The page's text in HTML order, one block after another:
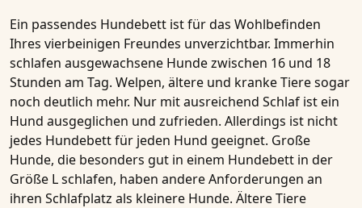
Ein passendes Hundebett ist für das Wohlbefinden
Ihres vierbeinigen Freundes unverzichtbar. Immerhin
schlafen ausgewachsene Hunde zwischen 16 und 18
Stunden am Tag. Welpen, ältere und kranke Tiere sogar
noch deutlich mehr. Nur mit ausreichend Schlaf ist ein
Hund ausgeglichen und zufrieden. Allerdings ist nicht
jedes Hundebett für jeden Hund geeignet. Große
Hunde, die besonders gut in einem Hundebett in der
Größe L schlafen, haben andere Anforderungen an
ihren Schlafplatz als kleinere Hunde. Ältere Tiere